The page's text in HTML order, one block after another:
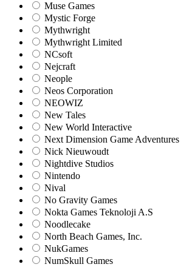
Muse Games
Mystic Forge
Mythwright
Mythwright Limited
NCsoft
Nejcraft
Neople
Neos Corporation
NEOWIZ
New Tales
New World Interactive
Next Dimension Game
Nick Nieuwoudt
Nightdive Studios
Nintendo
Nival
No Gravity Games
Nokta Games Teknoloji A.S
Noodlecake
North Beach Games, Inc.
NukGames
NumSkull Games